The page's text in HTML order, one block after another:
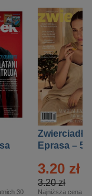
30
Zwierciadło
Eprasa – 5/
3.20 zł
3.20 zł
Najniższa cena z